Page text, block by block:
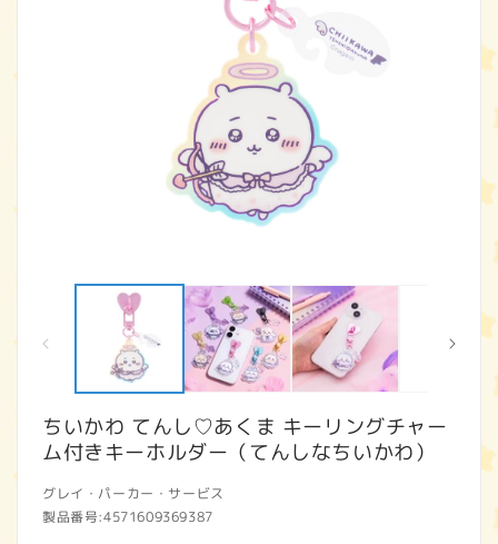
ちいかわ てんし♡あくま キーリングチャー
ム付きキーホルダー（てんしなちいかわ）
グレイ・パーカー・サービス
製品番号:4571609369387